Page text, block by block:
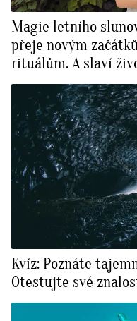
Magie letního
přeje novým
rituálům. A slaví
Kvíz: Poznáte
Otestujte své